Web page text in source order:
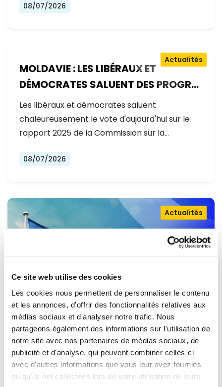
Ce site web utilise des cookies
Les cookies nous permettent de personnaliser le contenu
et les annonces, d'offrir des fonctionnalités relatives aux
médias sociaux et d'analyser notre trafic. Nous
partageons également des informations sur l'utilisation de
notre site avec nos partenaires de médias sociaux, de
publicité et d'analyse, qui peuvent combiner celles-ci
avec d'autres informations que vous leur avez fournies
ou qu'ils ont collectées lors de votre utilisation de leurs
08/07/2026
MOLDAVIE : LES LIBÉRAUX ET
DÉMOCRATES SALUENT DES PROGRÈS
EXCEPTIONNELS SUR LA VOIE DE
L'ADHÉSION À L'UE
Actualités
Les libéraux et démocrates saluent
chaleureusement le vote d'aujourd'hui sur le
rapport 2025 de la Commission sur la…
08/07/2026
OUVRIR LA PORTE À L'UKRAINE,
MAINTENIR LA PRESSION SUR LA
RUSSIE
Actualités
Renew Europe appelle l'Ukraine à accélérer la